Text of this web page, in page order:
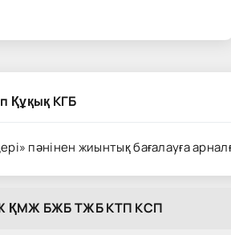
Құқық КГБ
пәнінен жиынтық бағалауға
ҚMЖ БЖБ TЖБ KTП KCП